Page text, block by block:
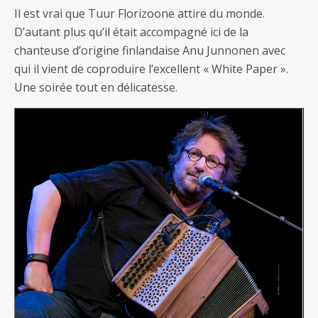
Il est vrai que Tuur Florizoone attire du monde.
D’autant plus qu’il était accompagné ici de la
chanteuse d’origine finlandaise Anu Junnonen avec
qui il vient de coproduire l’excellent « White Paper ».
Une soirée tout en délicatesse.